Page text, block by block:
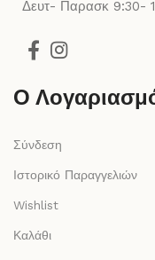
Δευτ- Παρασκ 9:30-
Ο
Σύνδεση
Ιστορικό Παραγγελιών
Wishlist
Καλάθι